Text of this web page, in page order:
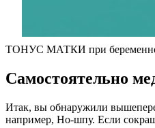
ТОНУС МАТКИ при
Самостоятельно
Итак, вы обнаружили
например, Но-шпу. Если